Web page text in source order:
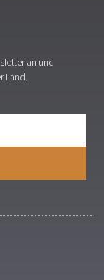
an und
Land.